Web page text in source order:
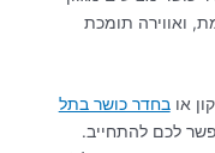
ואווירה תומכת
אובחדר כושר בתל
לכם להתחייב.